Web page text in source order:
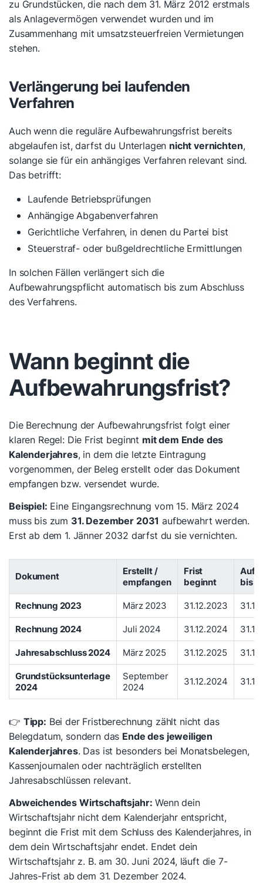
zu Grundstücken, die nach dem 31. März 2012 erstmals
als Anlagevermögen verwendet wurden und im
Zusammenhang mit umsatzsteuerfreien Vermietungen
stehen.
Verlängerung bei laufenden
Verfahren
Auch wenn die reguläre Aufbewahrungsfrist bereits
abgelaufen ist, darfst du Unterlagen nicht vernichten,
solange sie für ein anhängiges Verfahren relevant sind.
Das betrifft:
Laufende Betriebsprüfungen
Anhängige Abgabenverfahren
Gerichtliche Verfahren, in denen du Partei bist
Steuerstraf- oder bußgeldrechtliche Ermittlungen
In solchen Fällen verlängert sich die
Aufbewahrungspflicht automatisch bis zum Abschluss
des Verfahrens.
Wann beginnt die
Aufbewahrungsfrist?
Die Berechnung der Aufbewahrungsfrist folgt einer
klaren Regel: Die Frist beginnt mit dem Ende des
Kalenderjahres, in dem die letzte Eintragung
vorgenommen, der Beleg erstellt oder das Dokument
empfangen bzw. versendet wurde.
Beispiel: Eine Eingangsrechnung vom 15. März 2024
muss bis zum 31. Dezember 2031 aufbewahrt werden.
Erst ab dem 1. Jänner 2032 darfst du sie vernichten.
Dokument
Erstellt /
empfangen
Frist
beginnt
bis
Rechnung 2023
März 2023 31.12.2023
Rechnung 2024
Juli 2024 31.12.2024
Jahresabschluss 2024
März 2025 31.12.2025
Grundstücksunterlage
2024
September
2024
31.12.2024
👉 Tipp: Bei der Fristberechnung zählt nicht das
Belegdatum, sondern das Ende des jeweiligen
Kalenderjahres. Das ist besonders bei Monatsbelegen,
Kassenjournalen oder nachträglich erstellten
Jahresabschlüssen relevant.
Abweichendes Wirtschaftsjahr: Wenn dein
Wirtschaftsjahr nicht dem Kalenderjahr entspricht,
beginnt die Frist mit dem Schluss des Kalenderjahres, in
dem dein Wirtschaftsjahr endet. Endet dein
Wirtschaftsjahr z. B. am 30. Juni 2024, läuft die 7-
Jahres-Frist ab dem 31. Dezember 2024.